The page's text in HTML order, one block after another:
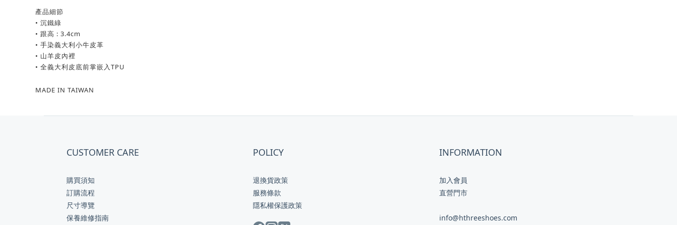
產品細節
• 沉鐵綠
• 跟高 : 3.4cm
• 手染義大利小牛皮革
• 山羊皮內裡
• 全義大利皮底前掌嵌入TPU
MADE IN TAIWAN
CUSTOMER CARE
購買須知
訂購流程
尺寸導覽
保養維修指南
POLICY
退換貨政策
服務條款
隱私權保護政策
INFORMATION
加入會員
直營門市
info@hthreeshoes.com